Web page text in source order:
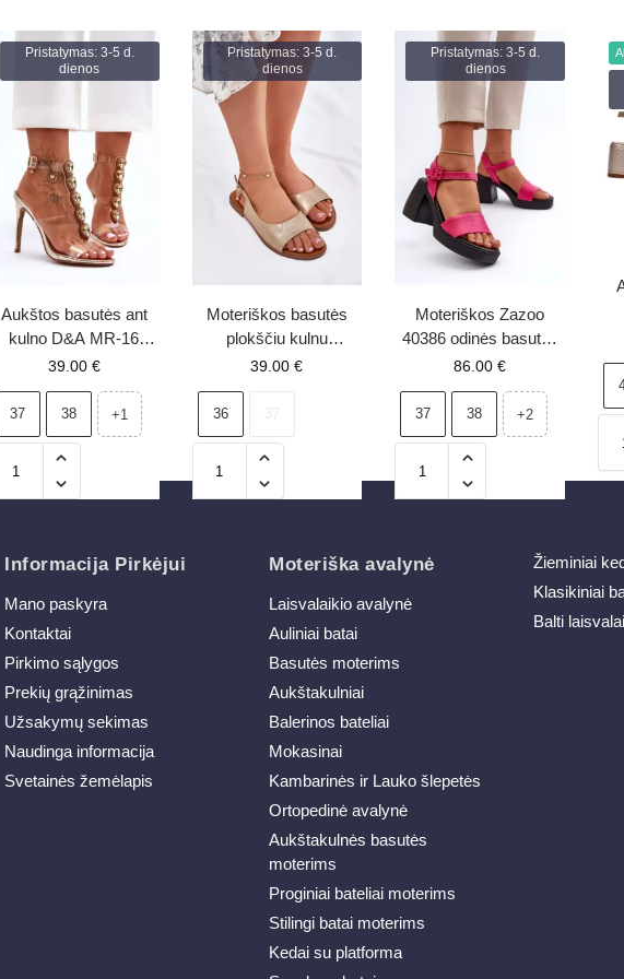
Pristatymas: 3-5 d.
dienos
Aukštos basutės ant
kulno D&A MR-16
auksinės
39.00 €
37 38 +1
Pristatymas: 3-5 d.
dienos
Moteriškos basutės
plokščiu kulnu
auksinės Weanise
39.00€
36
Pristatymas: 3-5 d.
dienos
Moteriškos Zazoo
40386 odinės basutės
ant kulno, fuksijos
86.00€
37 38 +2
Informacija Pirkėjui
Mano paskyra
Kontaktai
Pirkimo sąlygos
Prekių grąžinimas
Užsakymų sekimas
Naudinga informacija
Svetainės žemėlapis
Moteriška avalynė
Laisvalaikio avalynė
Auliniai batai
Basutės moterims
Aukštakulniai
Balerinos bateliai
Mokasinai
Kambarinės ir Lauko šlepetės
Ortopedinė avalynė
Aukštakulnės basutės
moterims
Proginiai bateliai moterims
Stilingi batai moterims
Kedai su platforma
Žieminiai
Klasikiniai
Balti